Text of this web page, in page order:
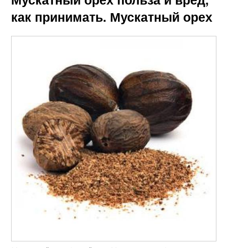
как принимать. Мускатный орех